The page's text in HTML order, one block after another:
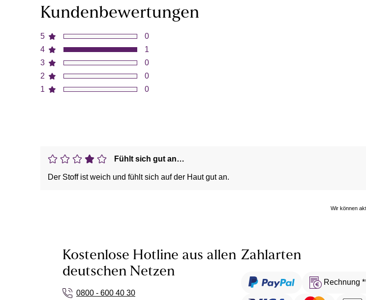
Kundenbewertungen
5
4
3
2
1
0
1
0
0
0
Fühlt sich gut an…
Der Stoff ist weich und fühlt sich auf der Haut gut an.
Wir können
Kostenlose Hotline aus allen
deutschen Netzen
0800 - 600 40 30
Zahlarten
Rechnung